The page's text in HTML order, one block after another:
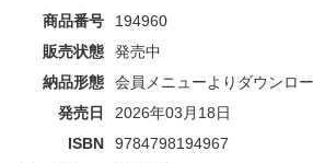
商品番号
194960
販売状態
発売中
納品形態
会員メニューよりダウンロ
発売日
2026年03月18日
ISBN
9784798194967